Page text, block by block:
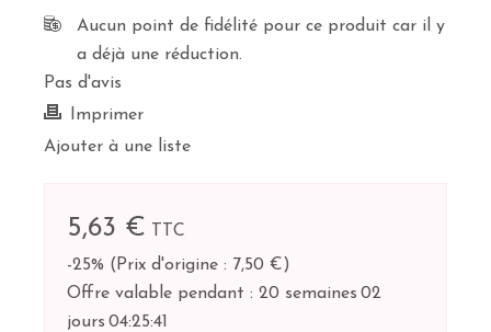
Aucun point de fidélité pour ce produit car il y
a déjà une réduction.
Pas d'avis
Imprimer
Ajouter à une liste
5,63 €
TTC
-25% ( Prix d'origine : 7,50 €)
Offre valable pendant : 20 semaines 02
jours 04:25:41